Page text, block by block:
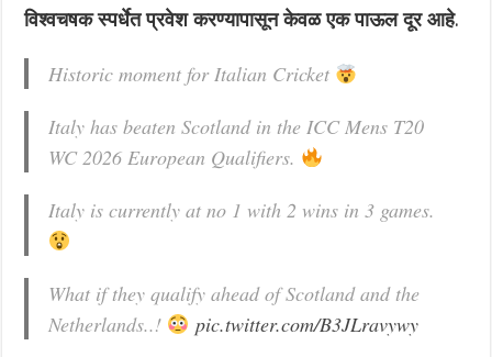
विश्वचषक स्पर्धेत प्रवेश करण्यापासून केवळ एक पाऊल दूर आहे.
Historic moment for Italian Cricket
Italy has beaten Scotland in the ICC Mens T20
WC 2026 European Qualifiers.
Italy is currently at no 1 with 2 wins in 3 games.
What if they qualify ahead of Scotland and the
Netherlands..!
pic.twitter.com/B3JLravywy